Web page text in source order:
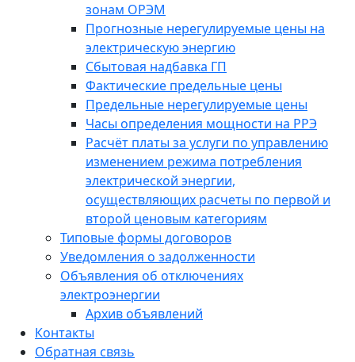
зонам ОРЭМ
Прогнозные нерегулируемые цены на
электрическую энергию
Сбытовая надбавка ГП
Фактические предельные цены
Предельные нерегулируемые цены
Часы определения мощности на РРЭ
Расчёт платы за услуги по управлению
изменением режима потребления
электрической энергии,
осуществляющих расчеты по первой и
второй ценовым категориям
Типовые формы договоров
Уведомления о задолженности
Объявления об отключениях
электроэнергии
Архив объявлений
Контакты
Обратная связь